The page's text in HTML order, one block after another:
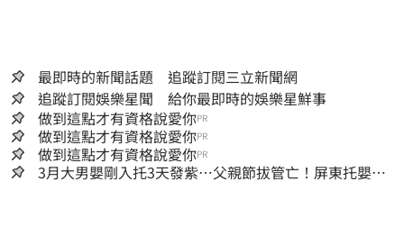
最即時的新聞話題 追蹤訂閱三立新聞網
追蹤訂閱娛樂星聞 給你最即時的娛樂星鮮事
做到這點才有資格說愛你PR
做到這點才有資格說愛你PR
做到這點才有資格說愛你PR
3月大男嬰剛入托3天發紫…父親節拔管亡！屏東托嬰中